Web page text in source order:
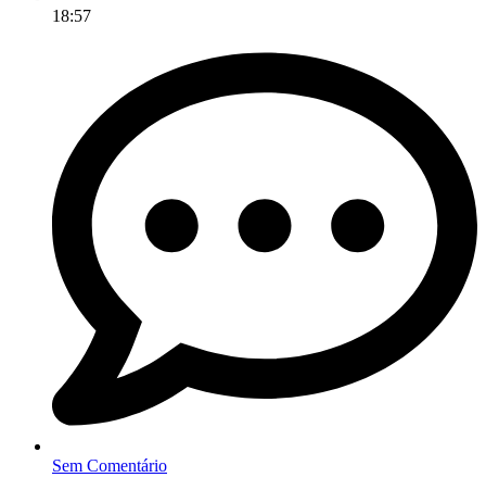
18:57
Sem Comentário